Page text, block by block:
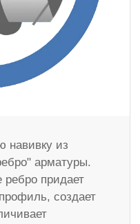
навивку из
арматуры.
придает
создает